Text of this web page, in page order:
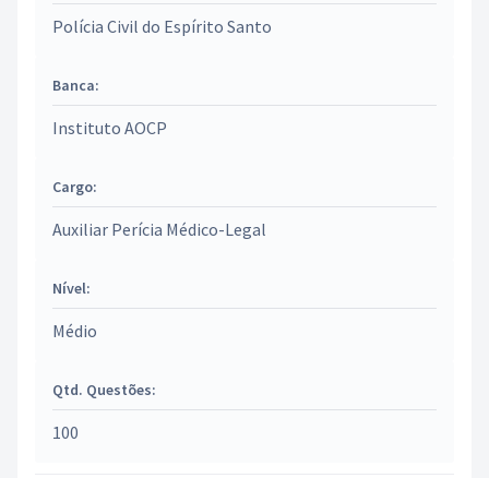
Polícia Civil do Espírito Santo
Banca:
Instituto AOCP
Cargo:
Auxiliar Perícia Médico-Legal
Nível:
Médio
Qtd. Questões:
100